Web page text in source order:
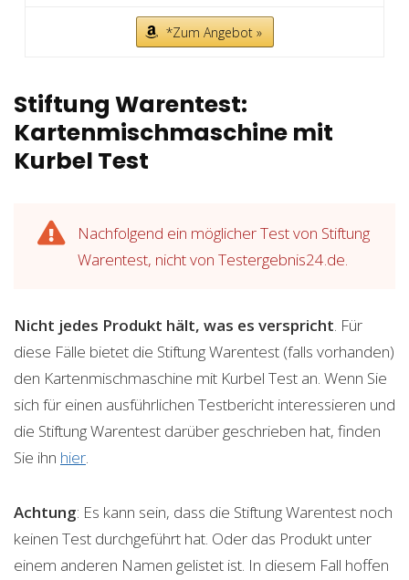
*Zum Angebot »
Stiftung Warentest:
Kartenmischmaschine mit
Kurbel Test
Nachfolgend ein möglicher Test von Stiftung
Warentest, nicht von Testergebnis24.de.
Nicht jedes Produkt hält, was es verspricht. Für
diese Fälle bietet die Stiftung Warentest (falls vorhanden)
den Kartenmischmaschine mit Kurbel Test an. Wenn Sie
sich für einen ausführlichen Testbericht interessieren und
die Stiftung Warentest darüber geschrieben hat, finden
Sie ihn hier.
Achtung: Es kann sein, dass die Stiftung Warentest noch
keinen Test durchgeführt hat. Oder das Produkt unter
einem anderen Namen gelistet ist. In diesem Fall hoffen